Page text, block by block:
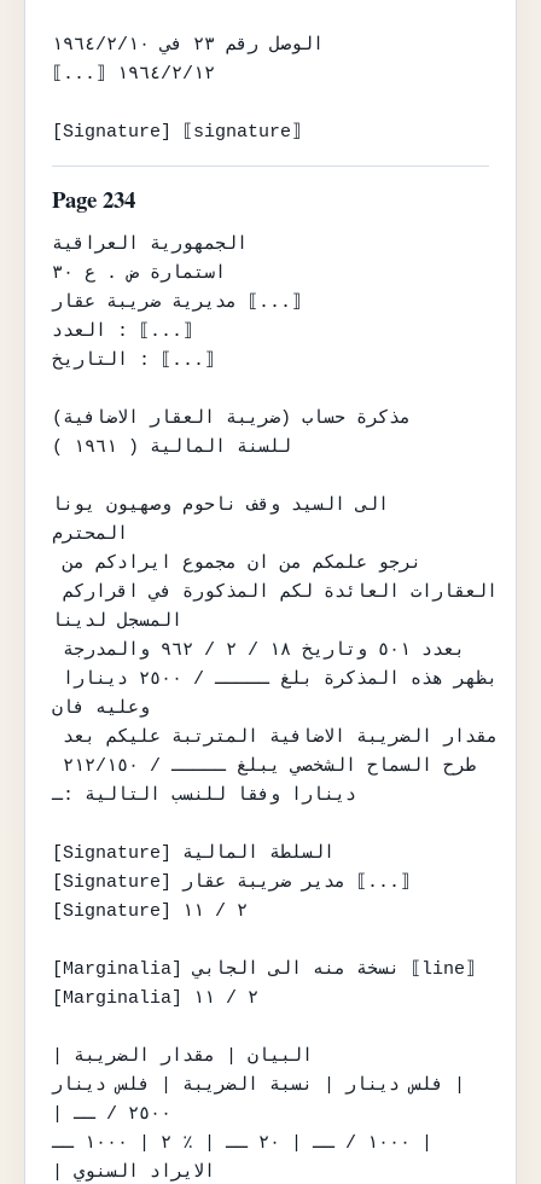
الوصل رقم ٢٣ في ١٩٦٤/٢/١٠
⟦...⟧ ١٩٦٤/٢/١٢
[Signature] ⟦signature⟧
Page 234
الجمهورية العراقية
استمارة ض . ع ٣٠
مديرية ضريبة عقار ⟦...⟧
العدد : ⟦...⟧
التاريخ : ⟦...⟧
مذكرة حساب (ضريبة العقار الاضافية)
للسنة المالية ( ١٩٦١ )
الى السيد وقف ناحوم وصهيون يونا
المحترم
نرجو علمكم من ان مجموع ايرادكم من
العقارات العائدة لكم المذكورة في اقراركم
المسجل لدينا
وعليه فان
دينارا وفقا للنسب التالية :ـ
[Signature] السلطة المالية
[Signature] مدير ضريبة عقار ⟦...⟧
[Signature] ٢ / ١١
[Marginalia] نسخة منه الى الجابي ⟦line⟧
[Marginalia] ٢ / ١١
فلس دينار | نسبة الضريبة | فلس دينار |
| ٢٥٠٠ / ــ
١٠٠٠ / ــ | ٢٠ ــ | ٪ ٢ | ١٠٠٠ ــ |
| الايراد السنوي